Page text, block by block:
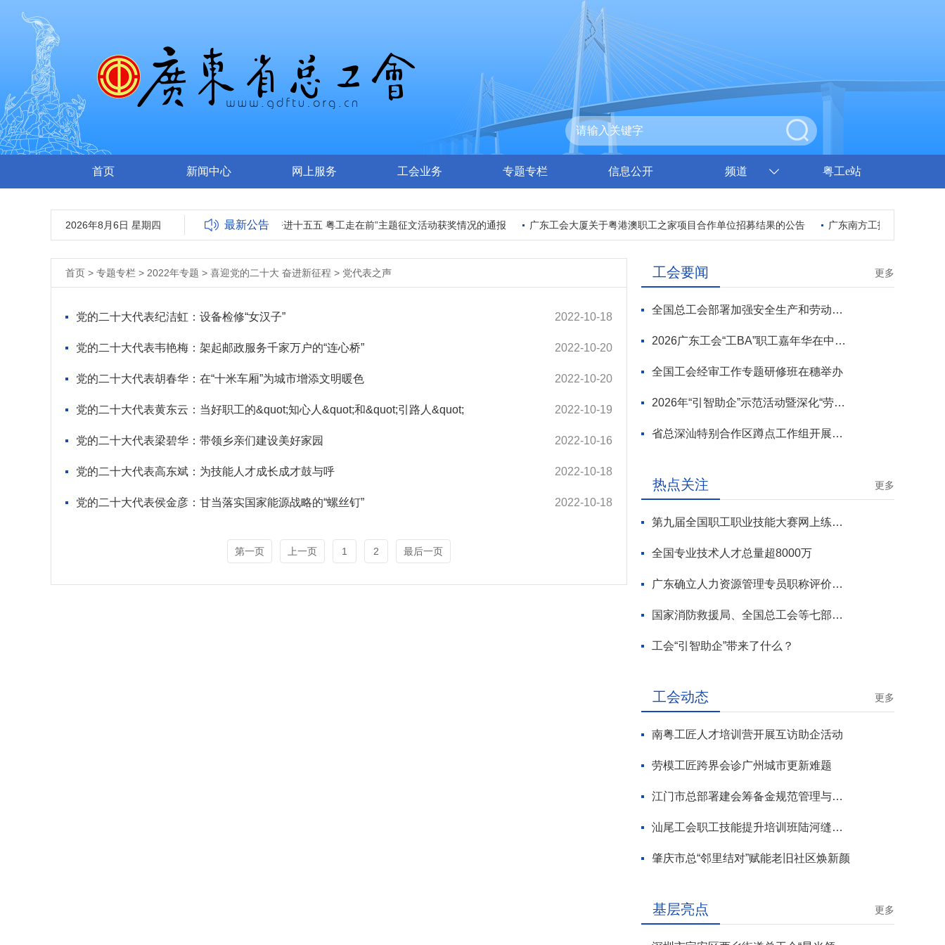
首页 新闻中心 网上服务 工会业务 专题专栏 信息公开 频道 粤工e站
2026年8月6日 星期四 最新公告
广东省总工会关于“奋进十五五 粤工走在前”主题征文活动获奖情况的通报 广东工会大厦关于粤港澳职工之家项目合作单位招募结果的公告 广东南方工报传媒有限公司
首页 > 专题专栏 > 2022年专题 > 喜迎党的二十大 奋进新征程 > 党代表之声
党的二十大代表纪洁虹：设备检修“女汉子” 2022-10-18
党的二十大代表韦艳梅：架起邮政服务千家万户的“连心桥” 2022-10-20
党的二十大代表胡春华：在“十米车厢”为城市增添文明暖色 2022-10-20
党的二十大代表黄东云：当好职工的&quot;知心人&quot;和&quot;引路人&quot; 2022-10-19
党的二十大代表梁碧华：带领乡亲们建设美好家园 2022-10-16
党的二十大代表高东斌：为技能人才成长成才鼓与呼 2022-10-18
党的二十大代表侯金彦：甘当落实国家能源战略的“螺丝钉” 2022-10-18
第一页 上一页 1 2 最后一页
工会要闻 更多
全国总工会部署加强安全生产和劳动保护工作
2026广东工会“工BA”职工嘉年华在中山举行
全国工会经审工作专题研修班在穗举办
2026年“引智助企”示范活动暨深化“劳模工匠进万企”专项行动启动
省总深汕特别合作区蹲点工作组开展首轮调研
热点关注 更多
第九届全国职工职业技能大赛网上练兵正式启动
全国专业技术人才总量超8000万
广东确立人力资源管理专员职称评价标准
国家消防救援局、全国总工会等七部门联合部署 开展全民消防安全素质提升行动
工会“引智助企”带来了什么？
工会动态 更多
南粤工匠人才培训营开展互访助企活动
劳模工匠跨界会诊广州城市更新难题
江门市总部署建会筹备金规范管理与基层工会组建攻坚行动
汕尾工会职工技能提升培训班陆河缝纫工专场开班
肇庆市总“邻里结对”赋能老旧社区焕新颜
基层亮点 更多